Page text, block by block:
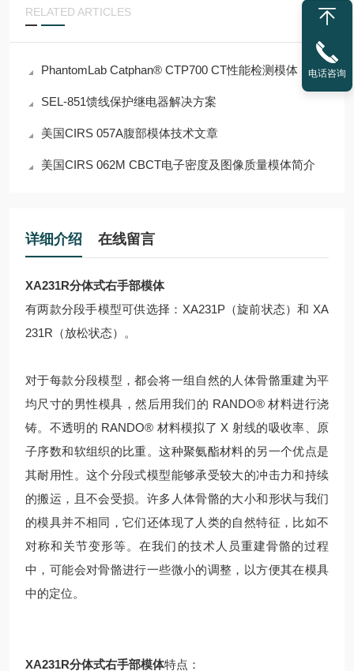
RELATED ARTICLES
PhantomLab Catphan® CTP700 CT性能检测模体
SEL-851馈线保护继电器解决方案
美国CIRS 057A腹部模体技术文章
美国CIRS 062M CBCT电子密度及图像质量模体简介
详细介绍 在线留言
XA231R分体式右手部模体
有两款分段手模型可供选择：XA231P（旋前状态）和 XA
231R（放松状态）。
对于每款分段模型，都会将一组自然的人体骨骼重建为平
均尺寸的男性模具，然后用我们的 RANDO® 材料进行浇
铸。不透明的 RANDO® 材料模拟了 X 射线的吸收率、原
子序数和软组织的比重。这种聚氨酯材料的另一个优点是
其耐用性。这个分段式模型能够承受较大的冲击力和持续
的搬运，且不会受损。许多人体骨骼的大小和形状与我们
的模具并不相同，它们还体现了人类的自然特征，比如不
对称和关节变形等。在我们的技术人员重建骨骼的过程
中，可能会对骨骼进行一些微小的调整，以方便其在模具
中的定位。
XA231R分体式右手部模体特点：
电话咨询